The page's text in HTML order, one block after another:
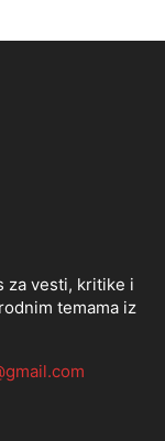
za vesti, kritike i
temama iz